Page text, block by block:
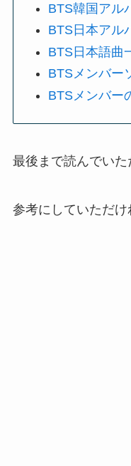
BTS韓国アル
BTS日本アル
BTS日本語曲
BTSメンバー
BTSメンバー
最後まで読んでいた
参考にしていただけ